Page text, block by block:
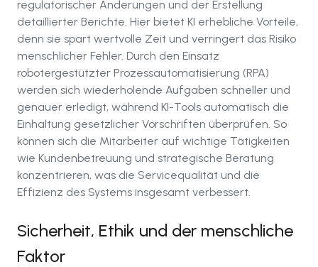
regulatorischer Änderungen und der Erstellung
detaillierter Berichte. Hier bietet KI erhebliche Vorteile,
denn sie spart wertvolle Zeit und verringert das Risiko
menschlicher Fehler. Durch den Einsatz
robotergestützter Prozessautomatisierung (RPA)
werden sich wiederholende Aufgaben schneller und
genauer erledigt, während KI-Tools automatisch die
Einhaltung gesetzlicher Vorschriften überprüfen. So
können sich die Mitarbeiter auf wichtige Tätigkeiten
wie Kundenbetreuung und strategische Beratung
konzentrieren, was die Servicequalität und die
Effizienz des Systems insgesamt verbessert.
Sicherheit, Ethik und der menschliche
Faktor